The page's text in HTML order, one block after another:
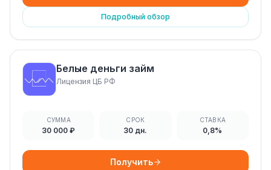
Подробный обзор
Белые деньги займ
Лицензия ЦБ РФ
СУММА
30 000 ₽
СРОК
30 дн.
СТАВКА
0,8%
Получить